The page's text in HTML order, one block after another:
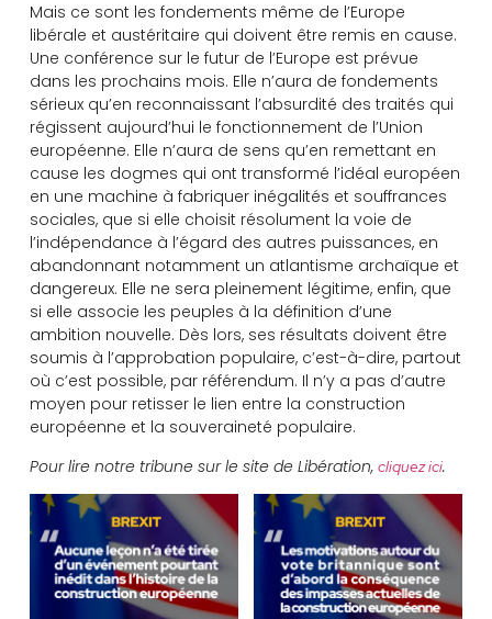
Mais ce sont les fondements même de l’Europe
libérale et austéritaire qui doivent être remis en cause.
Une conférence sur le futur de l’Europe est prévue
dans les prochains mois. Elle n’aura de fondements
sérieux qu’en reconnaissant l’absurdité des traités qui
régissent aujourd’hui le fonctionnement de l’Union
européenne. Elle n’aura de sens qu’en remettant en
cause les dogmes qui ont transformé l’idéal européen
en une machine à fabriquer inégalités et souffrances
sociales, que si elle choisit résolument la voie de
l’indépendance à l’égard des autres puissances, en
abandonnant notamment un atlantisme archaïque et
dangereux. Elle ne sera pleinement légitime, enfin, que
si elle associe les peuples à la définition d’une
ambition nouvelle. Dès lors, ses résultats doivent être
soumis à l’approbation populaire, c’est-à-dire, partout
où c’est possible, par référendum. Il n’y a pas d’autre
moyen pour retisser le lien entre la construction
européenne et la souveraineté populaire.
Pour lire notre tribune sur le site de Libération, cliquez ici.